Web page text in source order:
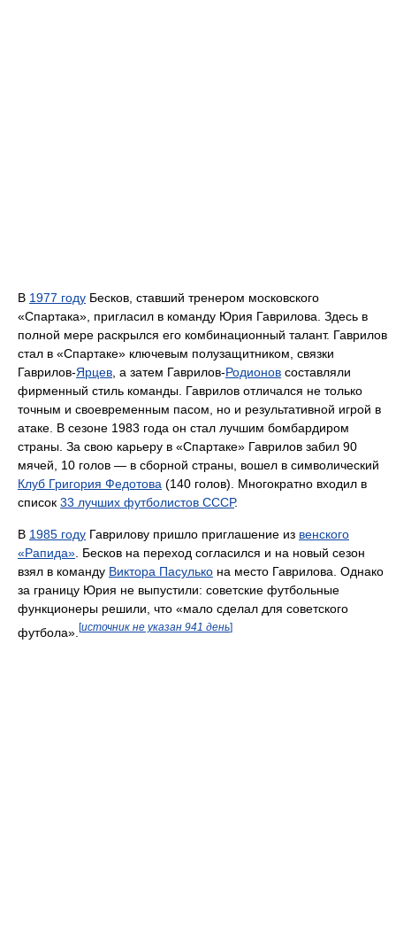
В 1977 году Бесков, ставший тренером московского
«Спартака», пригласил в команду Юрия Гаврилова. Здесь в
полной мере раскрылся его комбинационный талант. Гаврилов
стал в «Спартаке» ключевым полузащитником, связки
Гаврилов-Ярцев , а затем Гаврилов-Родионов составляли
фирменный стиль команды. Гаврилов отличался не только
точным и своевременным пасом, но и результативной игрой в
атаке. В сезоне 1983 года он стал лучшим бомбардиром
страны. За свою карьеру в «Спартаке» Гаврилов забил 90
мячей, 10 голов — в сборной страны, вошел в символический
Клуб Григория Федотова (140 голов). Многократно входил в
список 33 лучших футболистов СССР.
В 1985 году Гаврилову пришло приглашение из венского
«Рапида» . Бесков на переход согласился и на новый сезон
взял в команду Виктора Пасулько на место Гаврилова. Однако
за границу Юрия не выпустили: советские футбольные
функционеры решили, что «мало сделал для советского
футбола». [источник не указан 941 день]